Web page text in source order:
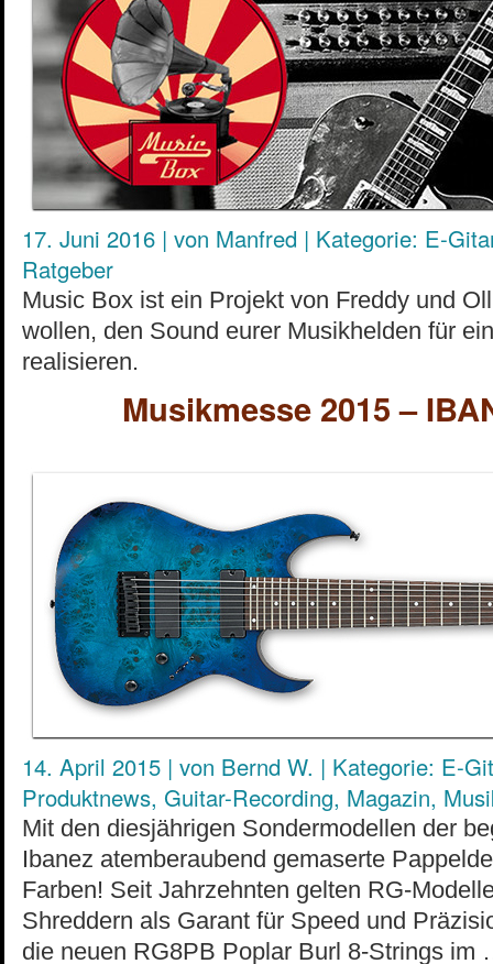
17. Juni 2016 | von Manfred | Kategorie: E-
Ratgeber
Music Box ist ein Projekt von Freddy und
wollen, den Sound eurer Musikhelden für
realisieren.
Musikmesse 2015 –
14. April 2015 | von Bernd W. | Kategorie: E-
Produktnews, Guitar-Recording, Magazin,
Mit den diesjährigen Sondermodellen der
Ibanez atemberaubend gemaserte
Farben! Seit Jahrzehnten gelten RG-
Shreddern als Garant für Speed und
die neuen RG8PB Poplar Burl 8-Strings im